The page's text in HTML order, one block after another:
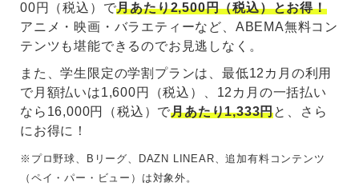
00円（税込）で月あたり2,500円（税込）とお得！
アニメ・映画・バラエティーなど、ABEMA無料コン
テンツも堪能できるのでお見逃しなく。
また、学生限定の学割プランは、最低12カ月の利用
で月額払いは1,600円（税込）、12カ月の一括払い
なら16,000円（税込）で月あたり1,333円と、さら
にお得に！
※プロ野球、Bリーグ、DAZN LINEAR、追加有料コンテンツ
（ペイ・パー・ビュー）は対象外。